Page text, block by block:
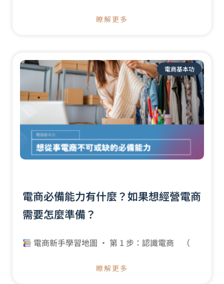
瞭解更多
電商基本功
電商必備能力有什麼？如果想經營電商
需要怎麼準備？
電商新手學習地圖 · 第 1 步：認識電商 （
瞭解更多